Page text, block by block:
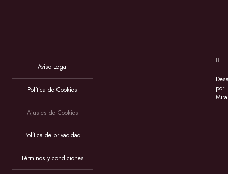
Aviso Legal
Política de Cookies
Ajustes de Cookies
Política de privacidad
Términos y condiciones
por